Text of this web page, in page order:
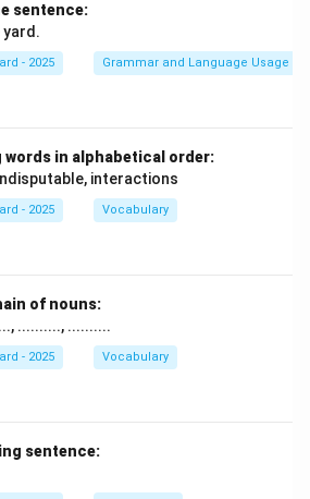
sentence:
yard.
- 2025 Grammar and Language Usage
in alphabetical order:
interactions
- 2025 Vocabulary
of nouns:
.........., ..........
- 2025 Vocabulary
sentence: